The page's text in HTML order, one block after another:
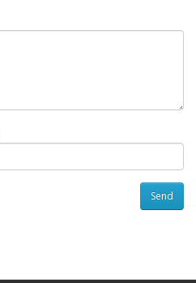
Send